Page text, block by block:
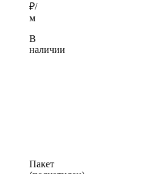
₽/
м
В
наличии
Пакет